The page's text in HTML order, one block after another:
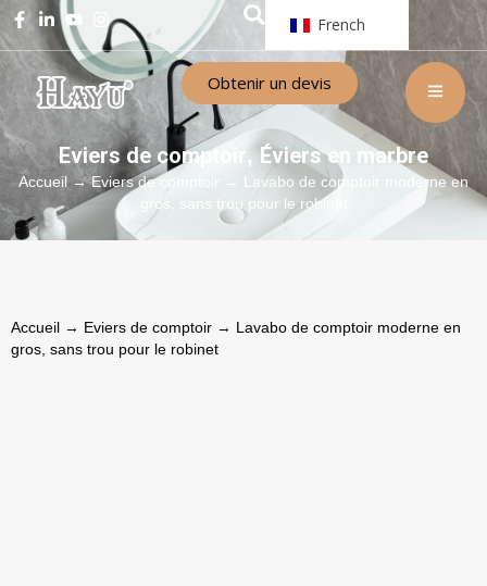
French
Obtenir un devis
Eviers de comptoir, Éviers en marbre
Accueil →Eviers de comptoir
→ Lavabo de comptoir moderne en
gros, sans trou pour le robinet
Accueil → Eviers de comptoir → Lavabo de comptoir moderne en
gros, sans trou pour le robinet